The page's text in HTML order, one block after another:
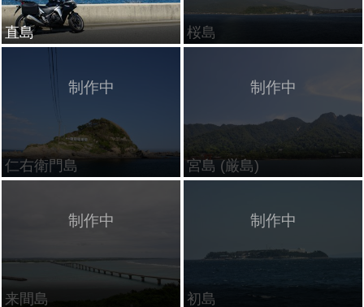
直島 桜島
仁右衛門島 宮島 (厳島)
来間島 初島